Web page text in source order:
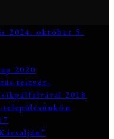
2024. október 5.
2020
testvér-
2018